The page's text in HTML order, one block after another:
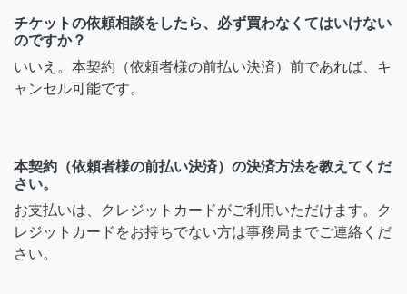
チケットの依頼相談をしたら、必ず買わなくてはいけない
のですか？
いいえ。本契約（依頼者様の前払い決済）前であれば、キ
ャンセル可能です。
本契約（依頼者様の前払い決済）の決済方法を教えてくだ
さい。
お支払いは、クレジットカードがご利用いただけます。ク
レジットカードをお持ちでない方は事務局までご連絡くだ
さい。